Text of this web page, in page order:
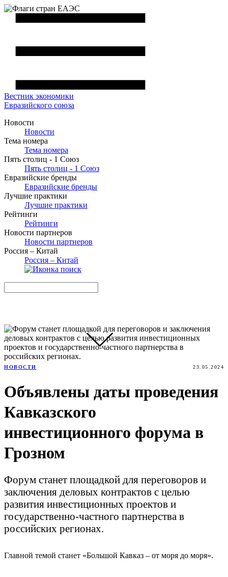
Вестник экономики
Евразийского союза
Новости
Новости
Тема номера
Тема номера
Пять столиц - 1 Союз
Пять столиц - 1 Союз
Евразийские бренды
Евразийские бренды
Лучшие практики
Лучшие практики
Рейтинги
Рейтинги
Новости партнеров
Новости партнеров
Россия – Китай
Россия – Китай
НОВОСТИ 23.05.2024
Объявлены даты проведения
Кавказского
инвестиционного форума в
Грозном
Форум станет площадкой для переговоров и
заключения деловых контрактов с целью
развития инвестиционных проектов и
государственно-частного партнерства в
российских регионах.
Главной темой станет «Большой Кавказ – от моря до моря».